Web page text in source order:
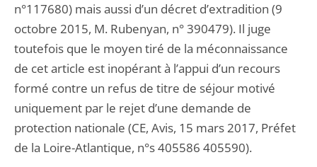
n°117680) mais aussi d’un décret d’extradition (9
octobre 2015, M. Rubenyan, n° 390479). Il juge
toutefois que le moyen tiré de la méconnaissance
de cet article est inopérant à l’appui d’un recours
formé contre un refus de titre de séjour motivé
uniquement par le rejet d’une demande de
protection nationale (CE, Avis, 15 mars 2017, Préfet
de la Loire-Atlantique, n°s 405586 405590).